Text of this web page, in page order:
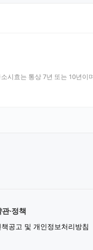
시효는 통상 7년 또는 10년이
관·정책
책공고 및 개인정보처리방침